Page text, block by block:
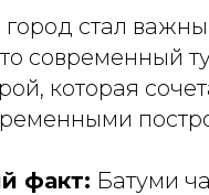
город стал
современный
которая
факт: Батуми